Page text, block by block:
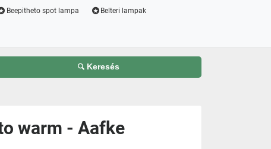
Beepitheto spot lampa Belteri lampak
Keresés
warm - Aafke